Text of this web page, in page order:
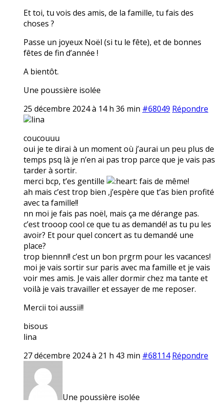
Et toi, tu vois des amis, de la famille, tu fais des
choses ?
Passe un joyeux Noël (si tu le fête), et de bonnes
fêtes de fin d’année !
A bientôt.
Une poussière isolée
25 décembre 2024 à 14 h 36 min #68049 Répondre
lina
coucouuu
oui je te dirai à un moment où j’aurai un peu plus de
temps psq là je n’en ai pas trop parce que je vais pas
tarder à sortir.
merci bcp, t’es gentille
fais de même!
ah mais c’est trop bien ,j’espère que t’as bien profité
avec ta famille!!
nn moi je fais pas noël, mais ça me dérange pas.
c’est trooop cool ce que tu as demandé! as tu pu les
avoir? Et pour quel concert as tu demandé une
place?
trop biennn!! c’est un bon prgrm pour les vacances!
moi je vais sortir sur paris avec ma famille et je vais
voir mes amis. Je vais aller dormir chez ma tante et
voilà je vais travailler et essayer de me reposer.
Mercii toi aussii!!
bisous
lina
27 décembre 2024 à 21 h 43 min #68114 Répondre
Une poussière isolée